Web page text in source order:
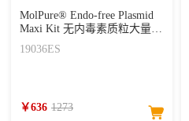
MolPure® Endo-free Plasmid
Maxi Kit 无内毒素质粒大量提
取试剂盒
19036ES
￥636 1273